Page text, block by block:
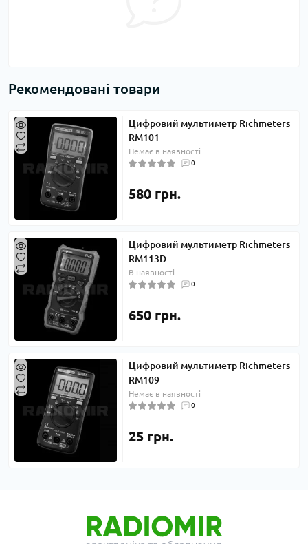
Рекомендовані товари
Цифровий мультиметр Richmeters
RM101
Немає в наявності
0
580 грн.
Цифровий мультиметр Richmeters
RM113D
В наявності
0
650 грн.
Цифровий мультиметр Richmeters
RM109
Немає в наявності
0
25 грн.